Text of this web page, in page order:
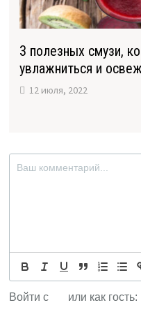
3 полезных смузи,
увлажниться и
12 июля, 2022
Войти с или как гость: